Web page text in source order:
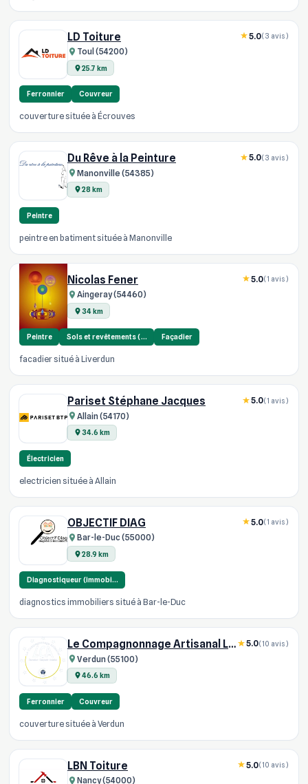
LD Toiture
Toul (54200)
25.7 km
5.0(3 avis)
Ferronnier Couvreur
couverture située à Écrouves
Du Rêve à la Peinture
Manonville (54385)
28 km
5.0(3 avis)
Peintre
peintre en batiment située à Manonville
Nicolas Fener
Aingeray (54460)
34 km
5.0(1 avis)
Peintre Sols et revêtements (… Façadier
facadier situé à Liverdun
Pariset Stéphane Jacques
Allain (54170)
34.6 km
5.0(1 avis)
Électricien
electricien située à Allain
OBJECTIF DIAG
Bar-le-Duc (55000)
28.9 km
5.0(1 avis)
Diagnostiqueur (immobi…
diagnostics immobiliers situé à Bar-le-Duc
Le Compagnonnage Artisanal L C A
Verdun (55100)
46.6 km
5.0(10 avis)
Ferronnier Couvreur
couverture située à Verdun
LBN Toiture
Nancy (54000)
5.0(10 avis)